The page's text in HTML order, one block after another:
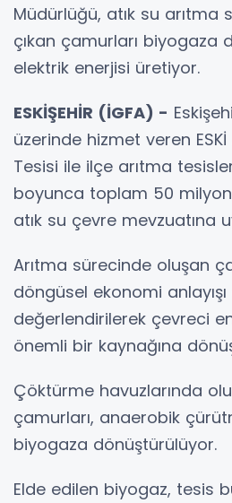
Müdürlüğü, atık su
çıkan çamurları biyogaza
elektrik enerjisi üretiyor.
ESKİŞEHİR (İGFA) -
üzerinde hizmet veren ESKİ
Tesisi ile ilçe arıtma
boyunca toplam 50
atık su çevre mevzuatına
Arıtma sürecinde oluşan
döngüsel ekonomi
değerlendirilerek çevreci
önemli bir kaynağına
Çöktürme havuzlarında
çamurları, anaerobik
biyogaza dönüştürülüyor.
Elde edilen biyogaz, tesis